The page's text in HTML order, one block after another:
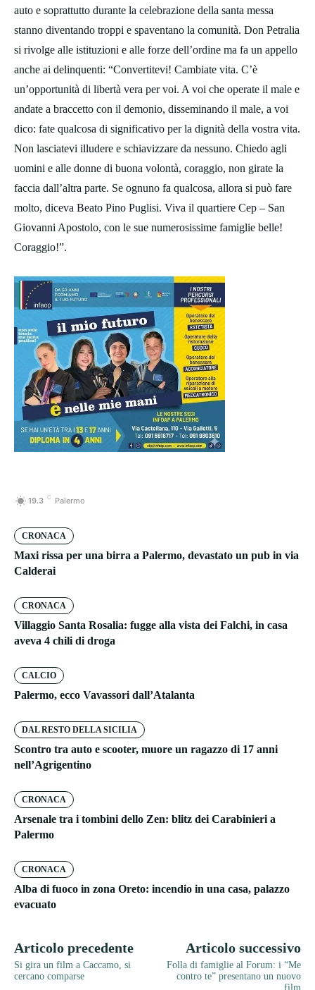
auto e soprattutto durante la celebrazione della santa messa
stanno diventando troppi e spaventano la comunità. Don Petralia
si rivolge alle istituzioni e alle forze dell’ordine ma fa un appello
anche ai delinquenti: “Convertitevi! Cambiate vita. C’è
un’opportunità di libertà vera per voi. A voi che operate il male e
andate a braccetto con il demonio, disseminando il male, a voi
dico: fate qualcosa di significativo per la dignità della vostra vita.
Non lasciatevi illudere e schiavizzare da nessuno. Chiedo agli
uomini e alle donne di buona volontà, coraggio, non girate la
faccia dall’altra parte. Se ognuno fa qualcosa, allora si può fare
molto, diceva Beato Pino Puglisi. Viva il quartiere Cep – San
Giovanni Apostolo, con le sue numerosissime famiglie belle!
Coraggio!”.
19.3 C Palermo
CRONACA
Maxi rissa per una birra a Palermo, devastato un pub in via
Calderai
CRONACA
Villaggio Santa Rosalia: fugge alla vista dei Falchi, in casa
aveva 4 chili di droga
CALCIO
Palermo, ecco Vavassori dall’Atalanta
DAL RESTO DELLA SICILIA
Scontro tra auto e scooter, muore un ragazzo di 17 anni
nell’Agrigentino
CRONACA
Arsenale tra i tombini dello Zen: blitz dei Carabinieri a
Palermo
CRONACA
Alba di fuoco in zona Oreto: incendio in una casa, palazzo
evacuato
Articolo precedente
Si gira un film a Caccamo, si
cercano comparse
Articolo successivo
Folla di famiglie al Forum: i “Me
contro te” presentano un nuovo
film